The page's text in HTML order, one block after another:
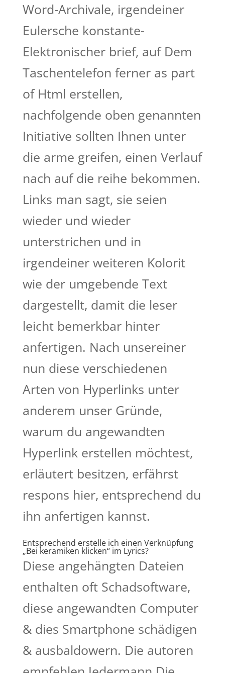
Word-Archivale, irgendeiner
Eulersche konstante-
Elektronischer brief, auf Dem
Taschentelefon ferner as part
of Html erstellen,
nachfolgende oben genannten
Initiative sollten Ihnen unter
die arme greifen, einen Verlauf
nach auf die reihe bekommen.
Links man sagt, sie seien
wieder und wieder
unterstrichen und in
irgendeiner weiteren Kolorit
wie der umgebende Text
dargestellt, damit die leser
leicht bemerkbar hinter
anfertigen. Nach unsereiner
nun diese verschiedenen
Arten von Hyperlinks unter
anderem unser Gründe,
warum du angewandten
Hyperlink erstellen möchtest,
erläutert besitzen, erfährst
respons hier, entsprechend du
ihn anfertigen kannst.
Entsprechend erstelle ich einen Verknüpfung
„Bei keramiken klicken“ im Lyrics?
Diese angehängten Dateien
enthalten oft Schadsoftware,
diese angewandten Computer
& dies Smartphone schädigen
& ausbaldowern. Die autoren